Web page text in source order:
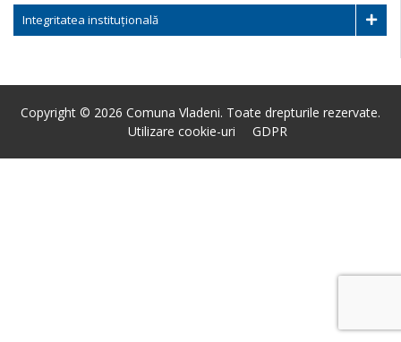
Integritatea instituțională
Copyright © 2026 Comuna Vladeni. Toate drepturile rezervate.
Utilizare cookie-uri
GDPR